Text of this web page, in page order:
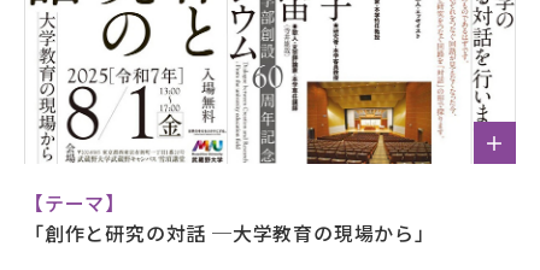
【テーマ】
「創作と研究の対話 ─大学教育の現場から」